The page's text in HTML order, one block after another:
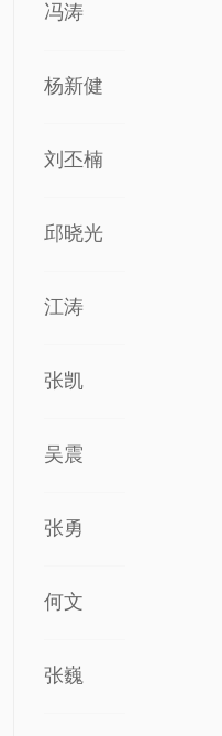
冯涛
杨新健
刘丕楠
邱晓光
江涛
张凯
吴震
张勇
何文
张巍